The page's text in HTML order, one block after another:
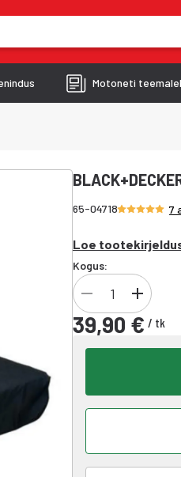
Motoneti
65-04718Hinnang 7
Loe
Kogus:
39,90 € / tk